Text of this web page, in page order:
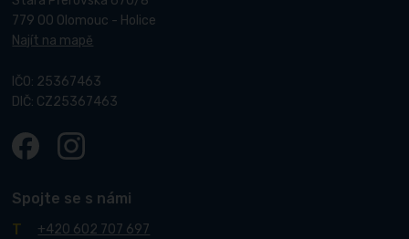
779 00 Olomouc - Holice
Najít na mapě
IČO: 25367463
DIČ: CZ25367463
Spojte se s námi
+420 602 707 697